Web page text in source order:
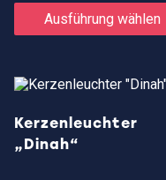
Ausführung wählen
Kerzenleuchter
„Dinah“